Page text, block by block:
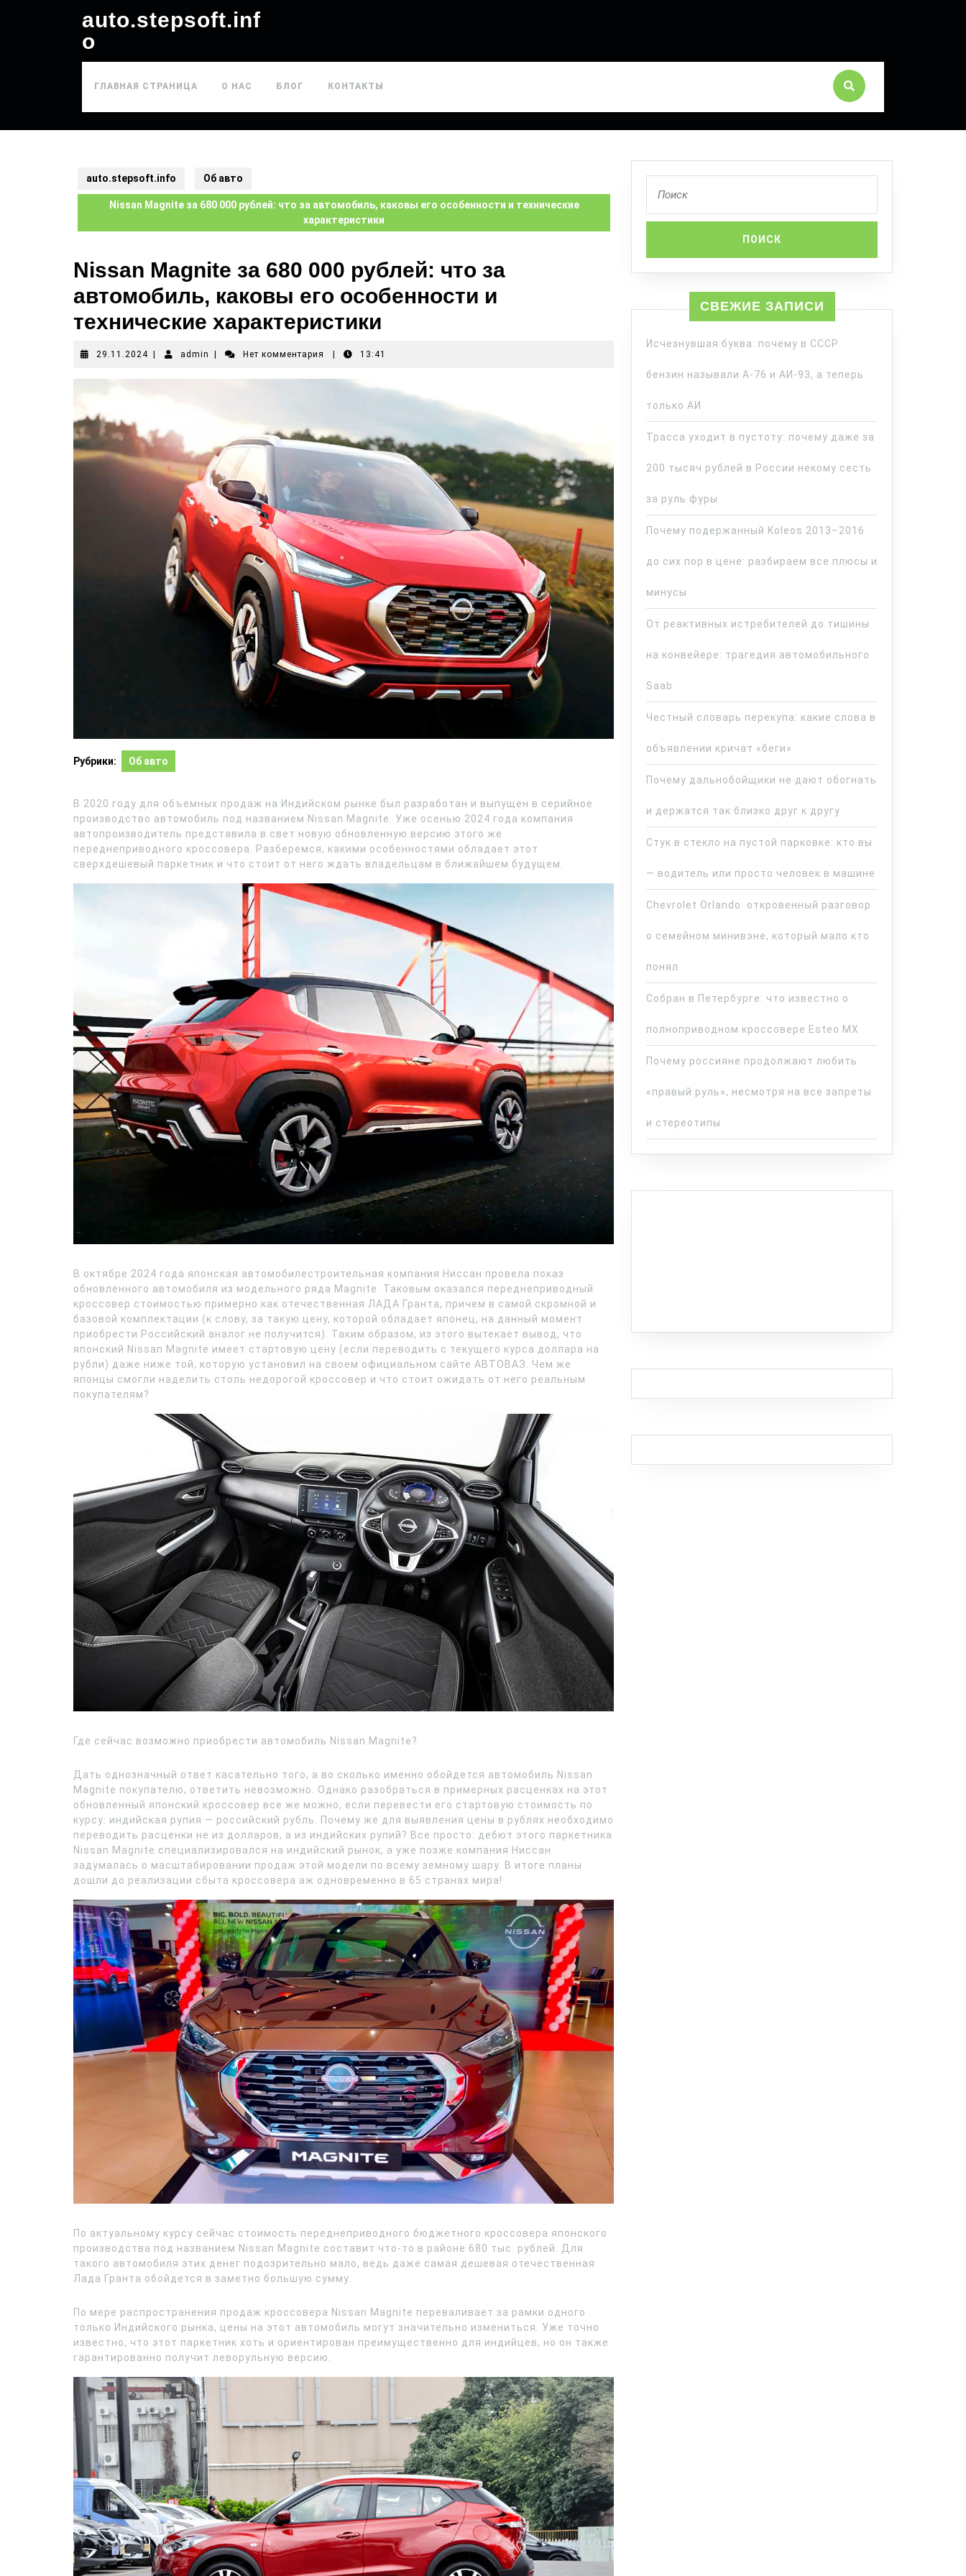
auto.stepsoft.inf
o
ГЛАВНАЯ СТРАНИЦА О НАС БЛОГ КОНТАКТЫ
auto.stepsoft.info Об авто
Nissan Magnite за 680 000 рублей: что за автомобиль, каковы его особенности и технические
характеристики
Nissan Magnite за 680 000 рублей: что за
автомобиль, каковы его особенности и
технические характеристики
29.11.2024 admin Нет комментария 13:41
Рубрики: Об авто
В 2020 году для объемных продаж на Индийском рынке был разработан и выпущен в серийное
производство автомобиль под названием Nissan Magnite. Уже осенью 2024 года компания
автопроизводитель представила в свет новую обновленную версию этого же
переднеприводного кроссовера. Разберемся, какими особенностями обладает этот
сверхдешевый паркетник и что стоит от него ждать владельцам в ближайшем будущем.
В октябре 2024 года японская автомобилестроительная компания Ниссан провела показ
обновленного автомобиля из модельного ряда Magnite. Таковым оказался переднеприводный
кроссовер стоимостью примерно как отечественная ЛАДА Гранта, причем в самой скромной и
базовой комплектации (к слову, за такую цену, которой обладает японец, на данный момент
приобрести Российский аналог не получится). Таким образом, из этого вытекает вывод, что
японский Nissan Magnite имеет стартовую цену (если переводить с текущего курса доллара на
рубли) даже ниже той, которую установил на своем официальном сайте АВТОВАЗ. Чем же
японцы смогли наделить столь недорогой кроссовер и что стоит ожидать от него реальным
покупателям?
Где сейчас возможно приобрести автомобиль Nissan Magnite?
Дать однозначный ответ касательно того, а во сколько именно обойдется автомобиль Nissan
Magnite покупателю, ответить невозможно. Однако разобраться в примерных расценках на этот
обновленный японский кроссовер все же можно, если перевести его стартовую стоимость по
курсу: индийская рупия — российский рубль. Почему же для выявления цены в рублях необходимо
переводить расценки не из долларов, а из индийских рупий? Все просто: дебют этого паркетника
Nissan Magnite специализировался на индийский рынок, а уже позже компания Ниссан
задумалась о масштабировании продаж этой модели по всему земному шару. В итоге планы
дошли до реализации сбыта кроссовера аж одновременно в 65 странах мира!
По актуальному курсу сейчас стоимость переднеприводного бюджетного кроссовера японского
производства под названием Nissan Magnite составит что-то в районе 680 тыс. рублей. Для
такого автомобиля этих денег подозрительно мало, ведь даже самая дешевая отечественная
Лада Гранта обойдется в заметно большую сумму.
По мере распространения продаж кроссовера Nissan Magnite переваливает за рамки одного
только Индийского рынка, цены на этот автомобиль могут значительно измениться. Уже точно
известно, что этот паркетник хоть и ориентирован преимущественно для индийцев, но он также
гарантированно получит леворульную версию.
СВЕЖИЕ ЗАПИСИ
Исчезнувшая буква: почему в СССР
бензин называли А-76 и АИ-93, а теперь
только АИ
Трасса уходит в пустоту: почему даже за
200 тысяч рублей в России некому сесть
за руль фуры
Почему подержанный Koleos 2013–2016
до сих пор в цене: разбираем все плюсы и
минусы
От реактивных истребителей до тишины
на конвейере: трагедия автомобильного
Saab
Честный словарь перекупа: какие слова в
объявлении кричат «беги»
Почему дальнобойщики не дают обогнать
и держатся так близко друг к другу
Стук в стекло на пустой парковке: кто вы
— водитель или просто человек в машине
Chevrolet Orlando: откровенный разговор
о семейном минивэне, который мало кто
понял
Собран в Петербурге: что известно о
полноприводном кроссовере Esteo MX
Почему россияне продолжают любить
«правый руль», несмотря на все запреты
и стереотипы